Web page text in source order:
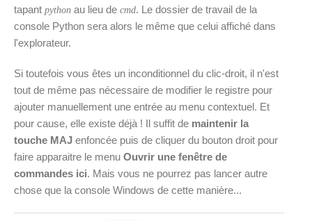
tapant python au lieu de cmd. Le dossier de travail de la
console Python sera alors le même que celui affiché dans
l'explorateur.
Si toutefois vous êtes un inconditionnel du clic-droit, il n'est
tout de même pas nécessaire de modifier le registre pour
ajouter manuellement une entrée au menu contextuel. Et
pour cause, elle existe déjà ! Il suffit de maintenir la
touche MAJ enfoncée puis de cliquer du bouton droit pour
faire apparaitre le menu Ouvrir une fenêtre de
commandes ici. Mais vous ne pourrez pas lancer autre
chose que la console Windows de cette manière...